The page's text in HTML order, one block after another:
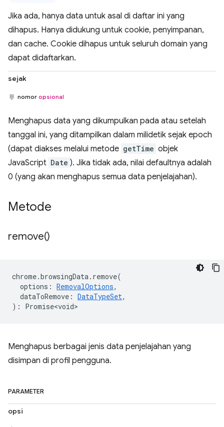
Jika ada, hanya data untuk asal di daftar ini yang
dihapus. Hanya didukung untuk cookie, penyimpanan,
dan cache. Cookie dihapus untuk seluruh domain yang
dapat didaftarkan.
sejak
nomor opsional
Menghapus data yang dikumpulkan pada atau setelah
tanggal ini, yang ditampilkan dalam milidetik sejak epoch
(dapat diakses melalui metode getTime objek
JavaScript Date ). Jika tidak ada, nilai defaultnya adalah
0 (yang akan menghapus semua data penjelajahan).
Metode
remove()
chrome.browsingData. remove(
options : RemovalOptions,
dataToRemove : DataTypeSet,
) : Promise<void>
Menghapus berbagai jenis data penjelajahan yang
disimpan di profil pengguna.
PARAMETER
opsi